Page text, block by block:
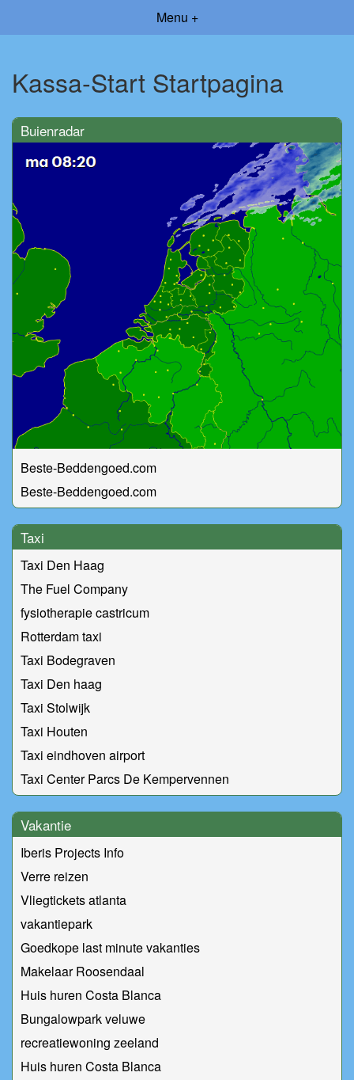
Menu +
Kassa-Start Startpagina
Buienradar
Beste-Beddengoed.com
Beste-Beddengoed.com
Taxi
Taxi Den Haag
The Fuel Company
fysiotherapie castricum
Rotterdam taxi
Taxi Bodegraven
Taxi Den haag
Taxi Stolwijk
Taxi Houten
Taxi eindhoven airport
Taxi Center Parcs De Kempervennen
Vakantie
Iberis Projects Info
Verre reizen
Vliegtickets atlanta
vakantiepark
Goedkope last minute vakanties
Makelaar Roosendaal
Huis huren Costa Blanca
Bungalowpark veluwe
recreatiewoning zeeland
Huis huren Costa Blanca